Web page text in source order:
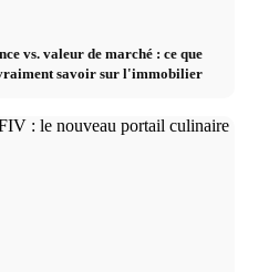
vs. valeur de marché : ce que
savoir sur l'immobilier